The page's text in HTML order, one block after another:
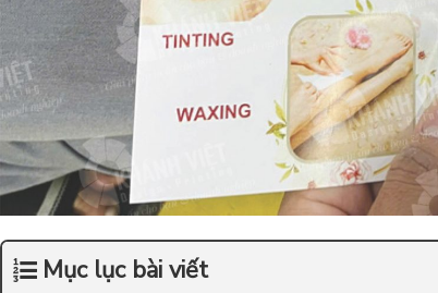
Mục lục bài viết